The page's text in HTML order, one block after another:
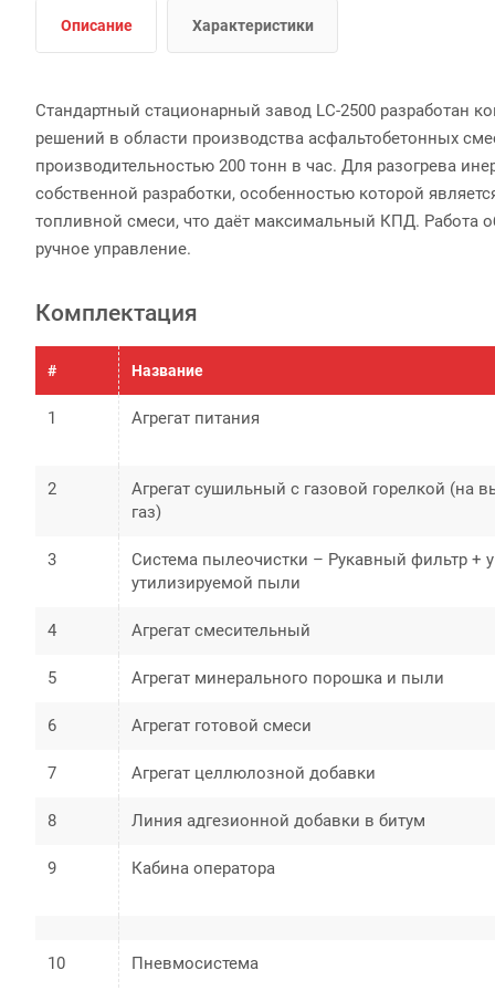
Описание Характеристики
Стандартный стационарный завод LC-2500 разработан
решений в области производства асфальтобетонных
производительностью 200 тонн в час. Для разогрева
собственной разработки, особенностью которой
топливной смеси, что даёт максимальный КПД. Работа
ручное управление.
Комплектация
# Название
1 Агрегат питания
2
Агрегат сушильный с газовой горелкой (на
газ)
3
Система пылеочистки – Рукавный фильтр +
утилизируемой пыли
4 Агрегат смесительный
5 Агрегат минерального порошка и пыли
6 Агрегат готовой смеси
7 Агрегат целлюлозной добавки
8 Линия адгезионной добавки в битум
9 Кабина оператора
10 Пневмосистема